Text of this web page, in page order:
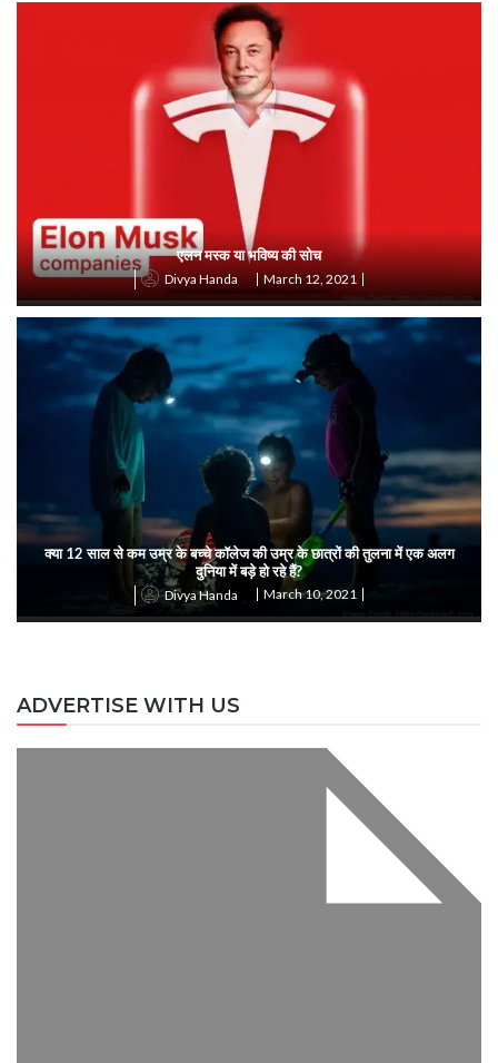
एलन मस्क या भविष्य की सोच
Divya Handa March 12, 2021
क्या 12 साल से कम उम्र के बच्चे कॉलेज की उम्र के छात्रों की तुलना में एक अलग
दुनिया में बड़े हो रहे हैं?
Divya Handa March 10, 2021
ADVERTISE WITH US